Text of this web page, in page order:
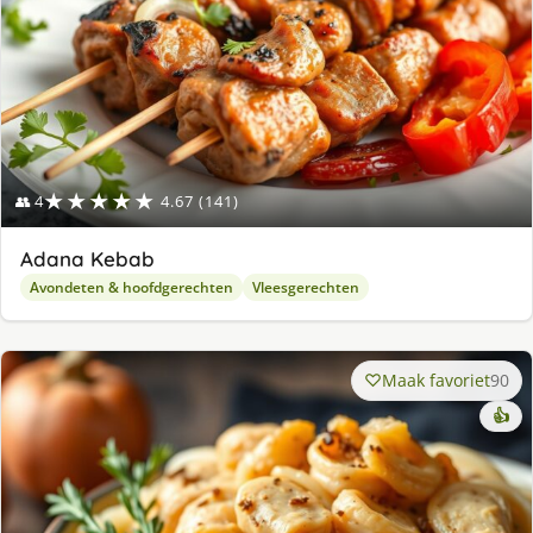
👥 4★★★★★ 4.67 (141)
Adana Kebab
Avondeten & hoofdgerechten Vleesgerechten
Maak favoriet90
👍